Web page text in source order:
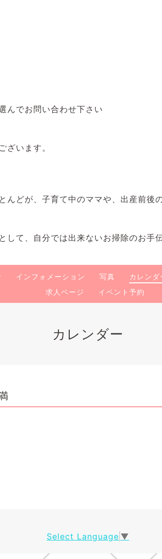
んでお問い合わせ下さい
ざいます。
んどが、子育て中のママや、出産前後
て、自分では出来ないお掃除のお手
インフォメーション 写真 カレンダ
求人ページ
イベント予約
カレンダー
Select Language ▼